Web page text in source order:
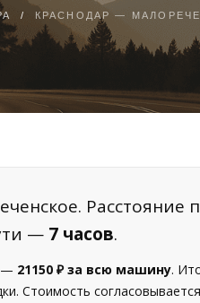
/ КРАСНОДАР —
Расстояние
— 7 часов.
— 21150 ₽ за всю машину.
Стоимость